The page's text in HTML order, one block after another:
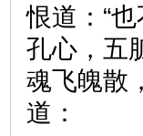
恨道：“
孔心，五
魂飞魄散
道：